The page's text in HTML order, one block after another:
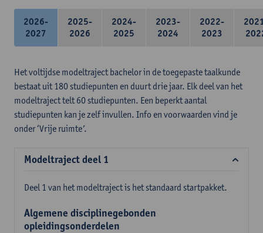
2026-
2027
2025-
2026
2024-
2025
2023-
2024
2022-
2023
Het voltijdse modeltraject bachelor in de toegepaste taalkunde
bestaat uit 180 studiepunten en duurt drie jaar. Elk deel van het
modeltraject telt 60 studiepunten. Een beperkt aantal
studiepunten kan je zelf invullen. Info en voorwaarden vind je
onder ‘Vrije ruimte’.
Modeltraject deel 1
Deel 1 van het modeltraject is het standaard startpakket.
Algemene disciplinegebonden
opleidingsonderdelen